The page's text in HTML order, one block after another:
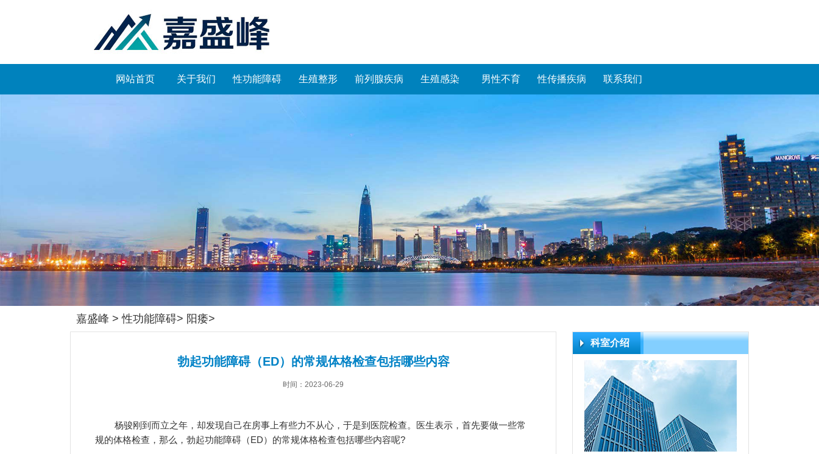
网站首页 关于我们 性功能障碍 生殖整形 前列腺疾病 生殖感染 男性不育 性传播疾病 联系我们
嘉盛峰 >性功能障碍> 阳痿>
勃起功能障碍（ED）的常规体格检查包括哪些内容
时间：2023-06-29
杨骏刚到而立之年，却发现自己在房事上有些力不从心，于是到医院检查。医生表示，首先要做一些常
规的体格检查，那么，勃起功能障碍（ED）的常规体格检查包括哪些内容呢?
科室介绍